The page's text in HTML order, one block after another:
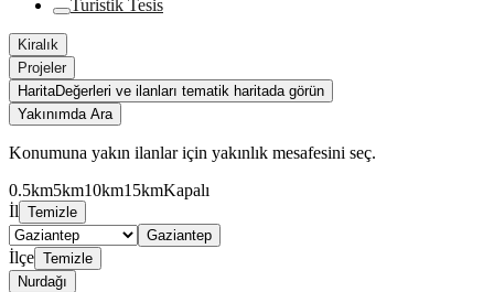
Turistik Tesis
Kiralık
Projeler
HaritaDeğerleri ve ilanları tematik haritada görün
Yakınımda Ara
Konumuna yakın ilanlar için yakınlık mesafesini seç.
0.5km5km10km15kmKapalı
İl Temizle
Gaziantep
İlçe Temizle
Nurdağı